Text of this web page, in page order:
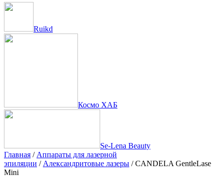
Ruikd
Космо ХАБ
Se-Lena Beauty
Главная / Аппараты для лазерной
эпиляции / Александритовые лазеры / CANDELA GentleLase
Mini